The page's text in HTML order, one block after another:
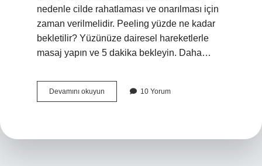
nedenle cilde rahatlaması ve onarılması için
zaman verilmelidir. Peeling yüzde ne kadar
bekletilir? Yüzünüze dairesel hareketlerle
masaj yapın ve 5 dakika bekleyin. Daha…
Devamını okuyun
Rocher
10 Yorum